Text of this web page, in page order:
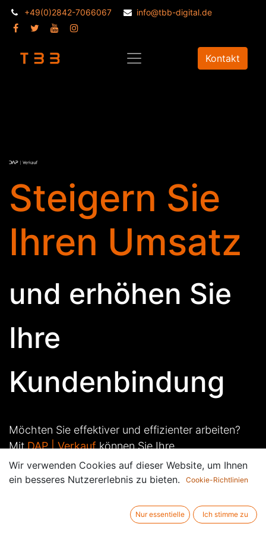
+49(0)2842-7066067 info@tbb-digital.de
Kontakt
Steigern Sie
Ihren Umsatz
und erhöhen Sie
Ihre
Kundenbindung
Möchten Sie effektiver und effizienter arbeiten?
MitDAP | Verkaufkönnen Sie Ihre
Verkaufsprozesse digitalisieren und
automatisieren.
Sparen Sie Zeit und Energie, um sich auf das
Wesentliche zu konzentrieren:
Wir verwenden Cookies auf dieser Website, um Ihnen
ein besseres Nutzererlebnis zu bieten.
Cookie-Richtlinien
Nur essentielle Ich stimme zu